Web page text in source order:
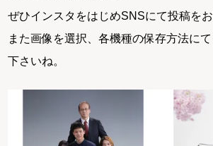
ぜひインスタをはじめSNSにて投稿をお
また画像を選択、各機種の保存方法に
下さいね。